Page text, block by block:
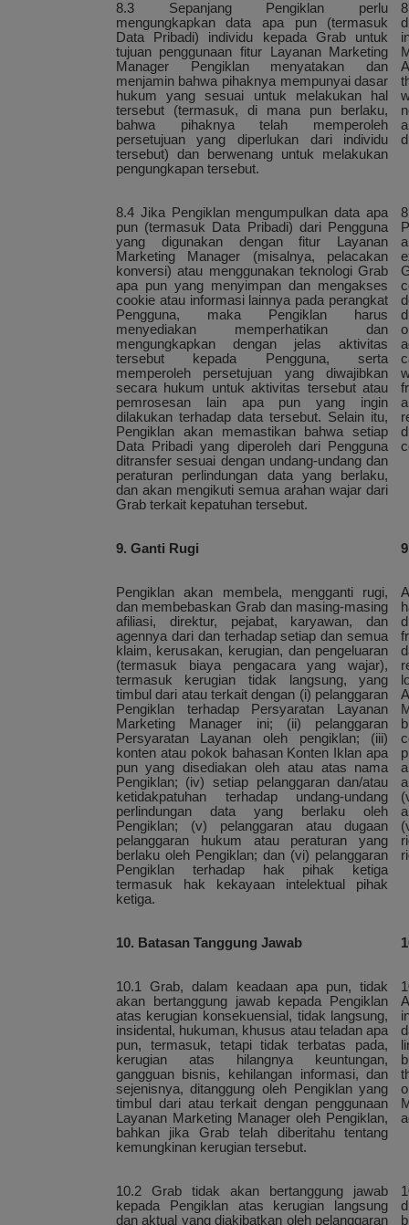
8.3 Sepanjang Pengiklan perlu
mengungkapkan data apa pun (termasuk
Data Pribadi) individu kepada Grab untuk
tujuan penggunaan fitur Layanan Marketing
Manager Pengiklan menyatakan dan
menjamin bahwa pihaknya mempunyai dasar
hukum yang sesuai untuk melakukan hal
tersebut (termasuk, di mana pun berlaku,
bahwa pihaknya telah memperoleh
persetujuan yang diperlukan dari individu
tersebut) dan berwenang untuk melakukan
pengungkapan tersebut.
8.4 Jika Pengiklan mengumpulkan data apa
pun (termasuk Data Pribadi) dari Pengguna
yang digunakan dengan fitur Layanan
Marketing Manager (misalnya, pelacakan
konversi) atau menggunakan teknologi Grab
apa pun yang menyimpan dan mengakses
cookie atau informasi lainnya pada perangkat
Pengguna, maka Pengiklan harus
menyediakan memperhatikan dan
mengungkapkan dengan jelas aktivitas
tersebut kepada Pengguna, serta
memperoleh persetujuan yang diwajibkan
secara hukum untuk aktivitas tersebut atau
pemrosesan lain apa pun yang ingin
dilakukan terhadap data tersebut. Selain itu,
Pengiklan akan memastikan bahwa setiap
Data Pribadi yang diperoleh dari Pengguna
ditransfer sesuai dengan undang-undang dan
peraturan perlindungan data yang berlaku,
dan akan mengikuti semua arahan wajar dari
Grab terkait kepatuhan tersebut.
9. Ganti Rugi
Pengiklan akan membela, mengganti rugi,
dan membebaskan Grab dan masing-masing
afiliasi, direktur, pejabat, karyawan, dan
agennya dari dan terhadap setiap dan semua
klaim, kerusakan, kerugian, dan pengeluaran
(termasuk biaya pengacara yang wajar),
termasuk kerugian tidak langsung, yang
timbul dari atau terkait dengan (i) pelanggaran
Pengiklan terhadap Persyaratan Layanan
Marketing Manager ini; (ii) pelanggaran
Persyaratan Layanan oleh pengiklan; (iii)
konten atau pokok bahasan Konten Iklan apa
pun yang disediakan oleh atau atas nama
Pengiklan; (iv) setiap pelanggaran dan/atau
ketidakpatuhan terhadap undang-undang
perlindungan data yang berlaku oleh
Pengiklan; (v) pelanggaran atau dugaan
pelanggaran hukum atau peraturan yang
berlaku oleh Pengiklan; dan (vi) pelanggaran
Pengiklan terhadap hak pihak ketiga
termasuk hak kekayaan intelektual pihak
ketiga.
10. Batasan Tanggung Jawab
10.1 Grab, dalam keadaan apa pun, tidak
akan bertanggung jawab kepada Pengiklan
atas kerugian konsekuensial, tidak langsung,
insidental, hukuman, khusus atau teladan apa
pun, termasuk, tetapi tidak terbatas pada,
kerugian atas hilangnya keuntungan,
gangguan bisnis, kehilangan informasi, dan
sejenisnya, ditanggung oleh Pengiklan yang
timbul dari atau terkait dengan penggunaan
Layanan Marketing Manager oleh Pengiklan,
bahkan jika Grab telah diberitahu tentang
kemungkinan kerugian tersebut.
10.2 Grab tidak akan bertanggung jawab
kepada Pengiklan atas kerugian langsung
dan aktual yang diakibatkan oleh pelanggaran